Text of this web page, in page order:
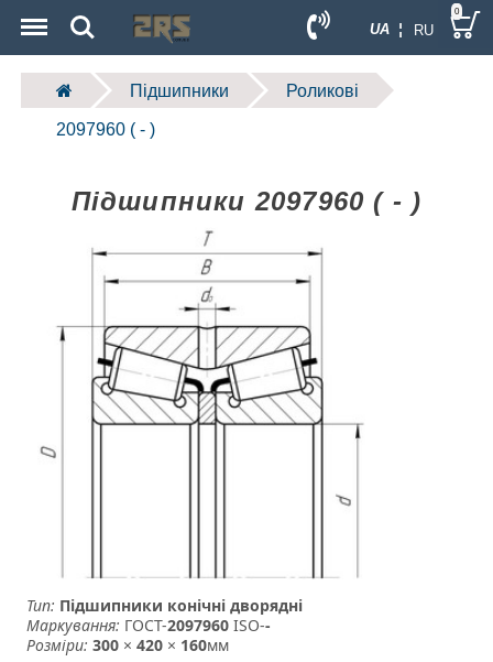
UA ¦ RU
Search 0
Підшипники Роликові
2097960 ( - )
Підшипники 2097960 ( - )
Тип: Підшипники конічні дворядні
Маркування: ГОСТ-2097960 ­ ISO--
Розміри: 300 ×420 × 160мм